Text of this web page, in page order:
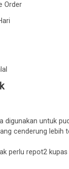
Order
digunakan untuk
cenderung lebih
perlu repot2